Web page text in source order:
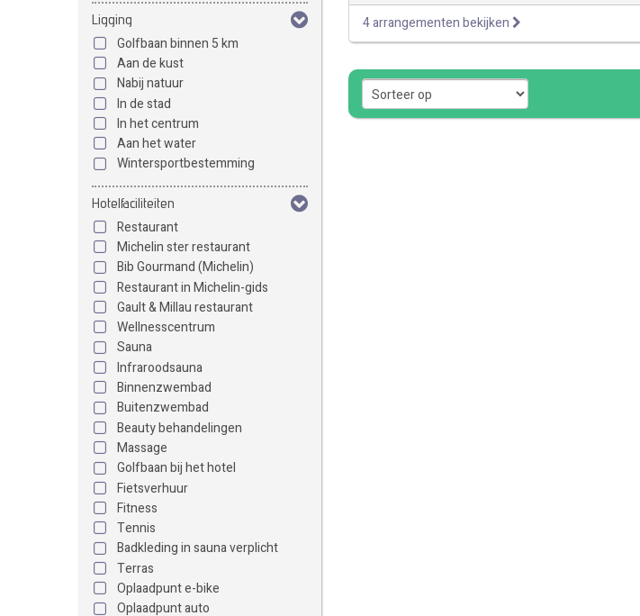
Ligging
Golfbaan binnen 5 km
Aan de kust
Nabij natuur
In de stad
In het centrum
Aan het water
Wintersportbestemming
Hotelfaciliteiten
Restaurant
Michelin ster restaurant
Bib Gourmand (Michelin)
Restaurant in Michelin-gids
Gault & Millau restaurant
Wellnesscentrum
Sauna
Infraroodsauna
Binnenzwembad
Buitenzwembad
Beauty behandelingen
Massage
Golfbaan bij het hotel
Fietsverhuur
Fitness
Tennis
Badkleding in sauna verplicht
Terras
Oplaadpunt e-bike
Oplaadpunt auto
4 arrangementen bekijken